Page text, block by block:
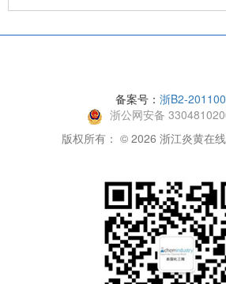
备案号： 浙B2-
浙公网安备
版权所有： © 2026 浙江炎黄在